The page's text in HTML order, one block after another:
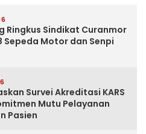
Ringkus Sindikat Curanmor
Sepeda Motor dan Senpi
Survei Akreditasi KARS
Mutu Pelayanan
Pasien